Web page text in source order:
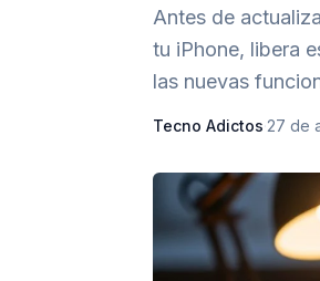
Antes de
tu iPhone, libera
las nuevas
Tecno Adictos·27 de